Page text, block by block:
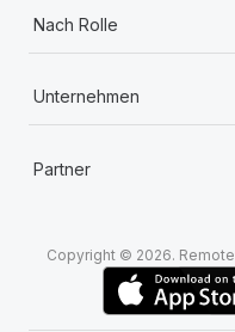
Nach Rolle
Unternehmen
Partner
Copyright © 2026.